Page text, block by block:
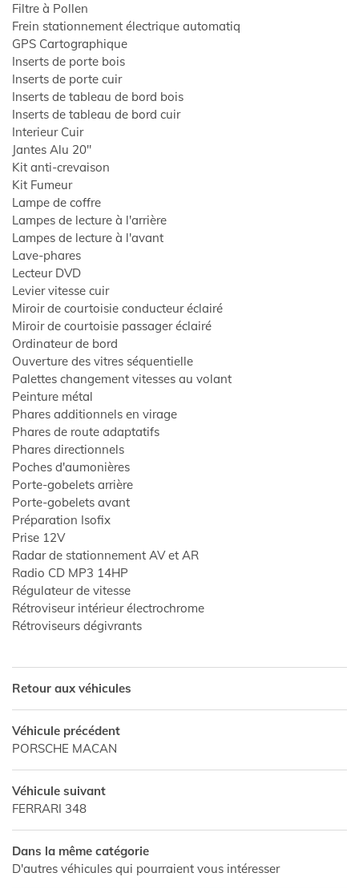
Filtre à Pollen
Frein stationnement électrique automatiq
GPS Cartographique
Inserts de porte bois
Inserts de porte cuir
Inserts de tableau de bord bois
Inserts de tableau de bord cuir
Interieur Cuir
Jantes Alu 20"
Kit anti-crevaison
Kit Fumeur
Lampe de coffre
Lampes de lecture à l'arrière
Lampes de lecture à l'avant
Lave-phares
Lecteur DVD
Levier vitesse cuir
Miroir de courtoisie conducteur éclairé
Miroir de courtoisie passager éclairé
Ordinateur de bord
Ouverture des vitres séquentielle
Palettes changement vitesses au volant
Peinture métal
Phares additionnels en virage
Phares de route adaptatifs
Phares directionnels
Poches d'aumonières
Porte-gobelets arrière
Porte-gobelets avant
Préparation Isofix
Prise 12V
Radar de stationnement AV et AR
Radio CD MP3 14HP
Régulateur de vitesse
Rétroviseur intérieur électrochrome
Rétroviseurs dégivrants
Retour aux véhicules
Véhicule précédent
PORSCHE MACAN
Véhicule suivant
FERRARI 348
Dans la même catégorie
D'autres véhicules qui pourraient vous intéresser